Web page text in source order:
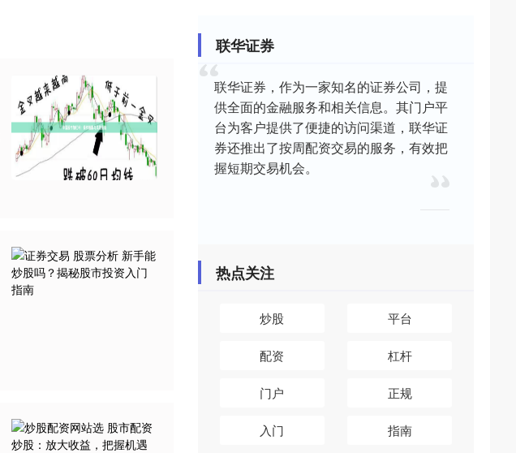
联华证券
联华证券，作为一家知名的证券公司，提
供全面的金融服务和相关信息。其门户平
台为客户提供了便捷的访问渠道，联华证
券还推出了按周配资交易的服务，有效把
握短期交易机会。
热点关注
炒股 平台
配资 杠杆
门户 正规
入门 指南